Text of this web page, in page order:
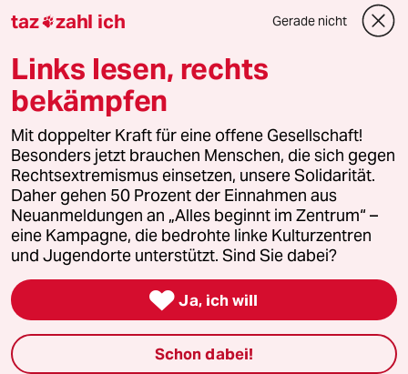
Downloads für Abonnierende
© 2026 taz Verlags und Vertriebs GmbH
Alle Rechte vorbehalten. Bei rechtlichen Fragen oder für Genehmigungen
wenden Sie sich bitte an
lizenzen@taz.de
Feedback Redaktionsstatut Kommune-Richtlinien
Leitlinie Informant Datenschutz Impressum AGB
Seitenwende Einwilligungen widerrufen (Ads)
taz zahl ich Gerade nicht
Links lesen, rechts
bekämpfen
Mit doppelter Kraft für eine offene Gesellschaft!
Besonders jetzt brauchen Menschen, die sich gegen
Rechtsextremismus einsetzen, unsere Solidarität.
Daher gehen 50 Prozent der Einnahmen aus
Neuanmeldungen an „Alles beginnt im Zentrum“ –
eine Kampagne, die bedrohte linke Kulturzentren
und Jugendorte unterstützt. Sind Sie dabei?
 Ja, ich will
Schon dabei!